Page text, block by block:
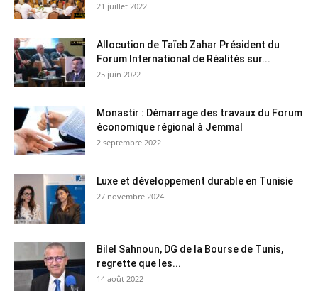
21 juillet 2022
Allocution de Taïeb Zahar Président du
Forum International de Réalités sur...
25 juin 2022
Monastir : Démarrage des travaux du Forum
économique régional à Jemmal
2 septembre 2022
Luxe et développement durable en Tunisie
27 novembre 2024
Bilel Sahnoun, DG de la Bourse de Tunis,
regrette que les...
14 août 2022